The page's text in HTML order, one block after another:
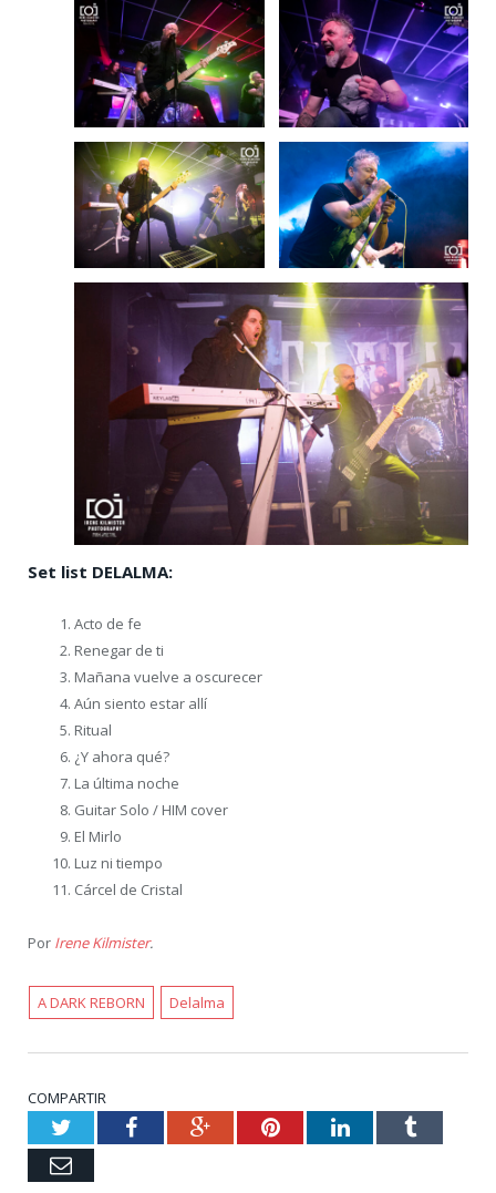
Set list DELALMA:
Acto de fe
Renegar de ti
Mañana vuelve a oscurecer
Aún siento estar allí
Ritual
¿Y ahora qué?
La última noche
Guitar Solo / HIM cover
El Mirlo
Luz ni tiempo
Cárcel de Cristal
Por Irene Kilmister.
A DARK REBORN Delalma
COMPARTIR
TwitterFacebookGoogle+PinterestLinkedInTumblr
Email